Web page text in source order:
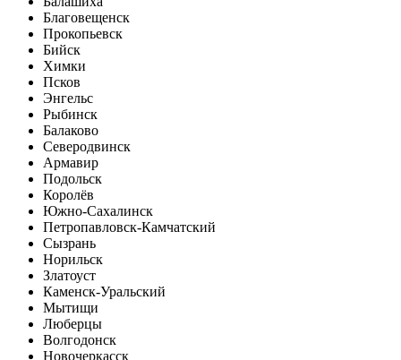
Благовещенск
Прокопьевск
Бийск
Химки
Псков
Энгельс
Рыбинск
Балаково
Северодвинск
Армавир
Подольск
Королёв
Южно-Сахалинск
Петропавловск-Камчатский
Сызрань
Норильск
Златоуст
Каменск-Уральский
Мытищи
Люберцы
Волгодонск
Новочеркасск